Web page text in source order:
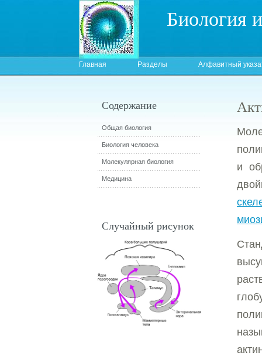
Биология
Главная Разделы Алфавитный
и
Содержание
Общая биология
Биология человека
Молекулярная биология
Медицина
Случайный рисунок